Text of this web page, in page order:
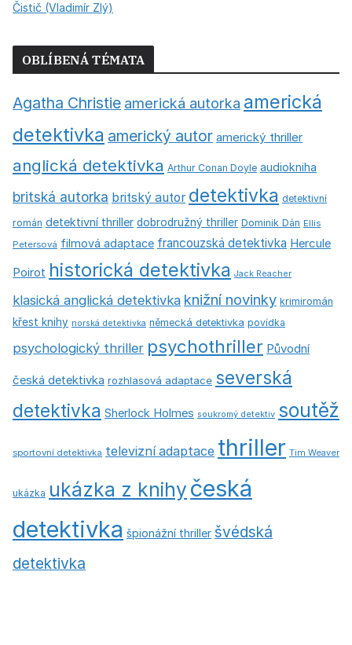
Čistič (Vladimír Zlý)
OBLÍBENÁ TÉMATA
Agatha Christie americká autorka americká
detektivka americký autor americký thriller
anglická detektivka Arthur Conan Doyle audiokniha
britská autorka britský autor detektivka detektivní
román detektivní thriller dobrodružný thriller Dominik Dán Ellis
Petersová filmová adaptace francouzská detektivka Hercule
Poirot historická detektivka Jack Reacher
klasická anglická detektivka knižní novinky krimiromán
křest knihy norská detektivka německá detektivka povídka
psychologický thriller psychothriller Původní
česká detektivka rozhlasová adaptace severská
detektivka Sherlock Holmes soukromý detektiv soutěž
sportovní detektivka televizní adaptace thriller Tim Weaver
ukázka ukázka z knihy česká
detektivka špionážní thriller švédská
detektivka